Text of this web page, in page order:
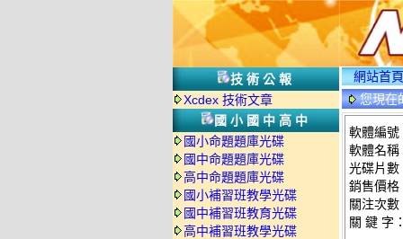
技術公報
Xcdex 技術文章
國小國中高中
國小命題題庫光碟
國中命題題庫光碟
高中命題題庫光碟
國小補習班教學光碟
國中補習班教育光碟
高中補習班教學光碟
網站首頁
您現在
軟體編
軟體名稱
光碟片數
銷售價
關注次數
關 鍵 字